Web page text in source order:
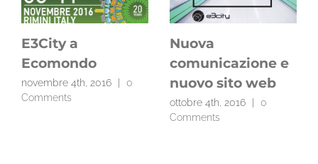
E3City a
Ecomondo
novembre 4th, 2016
0
Comments
Nuova
comunicazione e
nuovo sito web
ottobre 4th, 2016
0
Comments